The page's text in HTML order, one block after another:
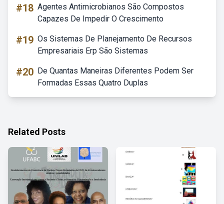
#18 Agentes Antimicrobianos São Compostos
Capazes De Impedir O Crescimento
#19 Os Sistemas De Planejamento De Recursos
Empresariais Erp São Sistemas
#20 De Quantas Maneiras Diferentes Podem Ser
Formadas Essas Quatro Duplas
Related Posts